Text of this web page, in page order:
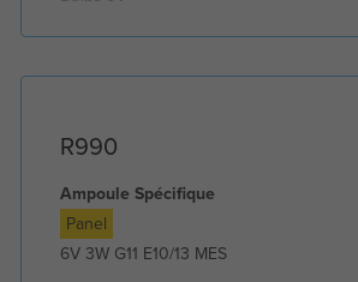
R990
Ampoule Spécifique
Panel
6V 3W G11 E10/13 MES